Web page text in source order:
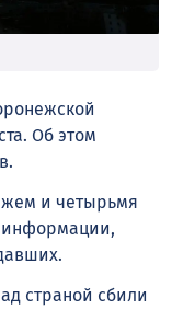
Об этом
и четырьмя
информации,
страной сбили